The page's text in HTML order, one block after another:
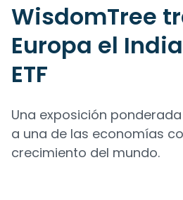
WisdomTree
Europa el
ETF
Una exposición
a una de las economías
crecimiento del mundo.